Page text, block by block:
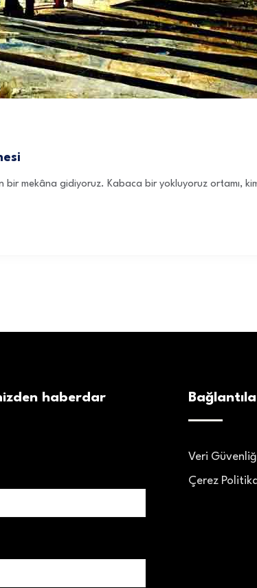
bir mekâna gidiyoruz. Kabaca bir yokluyoruz ortamı,
haberdar
Veri
Çerez